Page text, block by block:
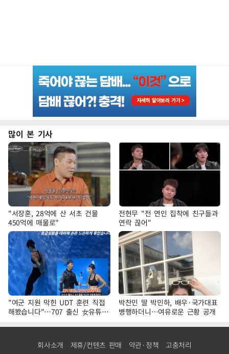
많이 본 기사
"서장훈, 28억에 산 서초 건물
450억에 매물로"
전현무 "전 연인 집착에 친구들과
연락 끊어"
"여군 지원 막힌 UDT 훈련 직접
해봤습니다"…707 출신 女유튜버
'완벽 소화'
박찬민 딸 박민하, 배우·국가대표
병행하더니…여유로운 근황 공개
회사소개 제휴/컨텐츠 판매 약관·정책 고충처리